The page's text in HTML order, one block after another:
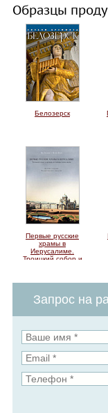
Образцы
Белозерск
Первые русские
храмы в
Иерусалиме.
Троицкий собор и
Запрос на